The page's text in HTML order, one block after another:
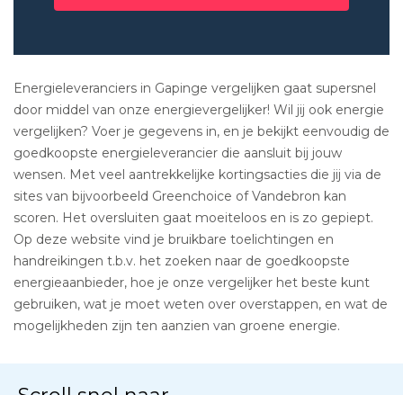
Energieleveranciers in Gapinge vergelijken gaat supersnel
door middel van onze energievergelijker! Wil jij ook energie
vergelijken? Voer je gegevens in, en je bekijkt eenvoudig de
goedkoopste energieleverancier die aansluit bij jouw
wensen. Met veel aantrekkelijke kortingsacties die jij via de
sites van bijvoorbeeld Greenchoice of Vandebron kan
scoren. Het oversluiten gaat moeiteloos en is zo gepiept.
Op deze website vind je bruikbare toelichtingen en
handreikingen t.b.v. het zoeken naar de goedkoopste
energieaanbieder, hoe je onze vergelijker het beste kunt
gebruiken, wat je moet weten over overstappen, en wat de
mogelijkheden zijn ten aanzien van groene energie.